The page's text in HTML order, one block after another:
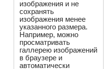
изображения и не
сохранять
изображения менее
указанного размера.
Например, можно
просматривать
галлерею изображений
в браузере и
автоматически